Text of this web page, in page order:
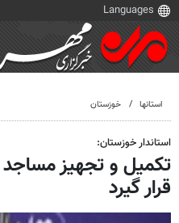
استانها خوزستان
استاندار خوزستان:
تکمیل و تجهیز
قرار گیرد